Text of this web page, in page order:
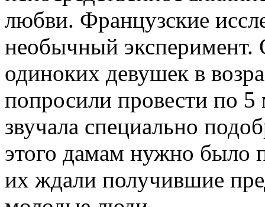
любви. Французские
необычный эксперимент.
одиноких девушек в
попросили провести по
звучала специально
этого дамам нужно было
их ждали получившие